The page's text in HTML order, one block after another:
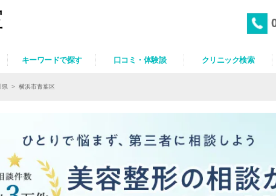
キーワードで探す 口コミ・体験談 クリニック検索
県 > 横浜市青葉区